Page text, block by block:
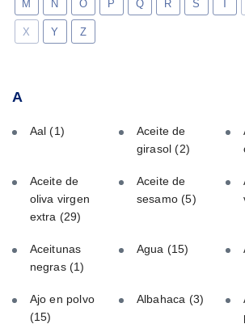
M N O P Q R S
X Y Z
A
Aal(1)
Aceite de
girasol(2)
Aceite de
oliva virgen
extra (29)
Aceite de
sesamo(5)
Aceitunas
negras (1)
Agua (15)
Ajo en polvo
(15)
Albahaca (3)